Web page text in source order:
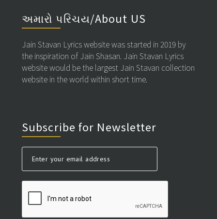
અમારો પરિચય/About US
Jain Stavan Lyrics website was started in 2019 by
the inspiration of Jain Shasan. Jain Stavan Lyrics
website would be the largest Jain Stavan collection
website in the world within short time.
Subscribe for Newsletter